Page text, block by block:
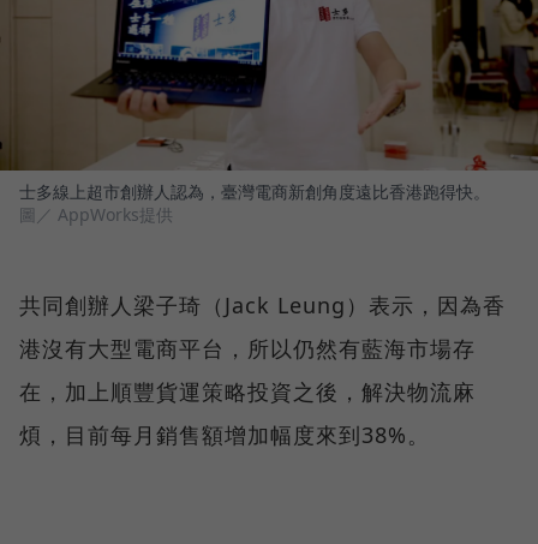
士多線上超市創辦人認為，臺灣電商新創角度遠比香港跑得快。
圖／ AppWorks提供
共同創辦人梁子琦（Jack Leung）表示，因為香
港沒有大型電商平台，所以仍然有藍海市場存
在，加上順豐貨運策略投資之後，解決物流麻
煩，目前每月銷售額增加幅度來到38%。